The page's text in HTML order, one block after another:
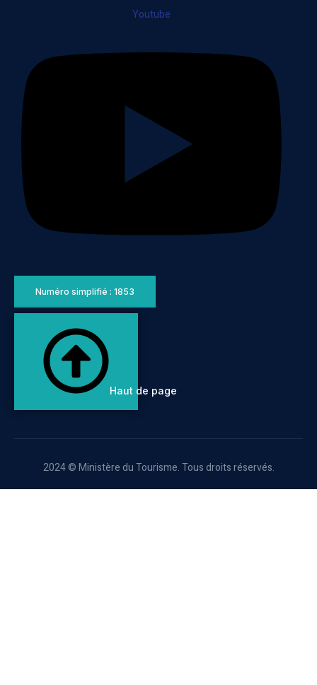
Youtube
Numéro simplifié : 1853
Haut de page
2024 © Ministère du Tourisme. Tous droits réservés.